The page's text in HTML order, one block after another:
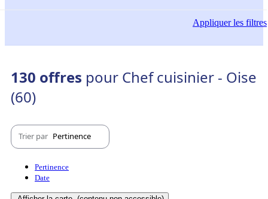
Appliquerles filtres
130 offres pour Chef cuisinier - Oise
(60)
Trier par Pertinence
Pertinence
Date